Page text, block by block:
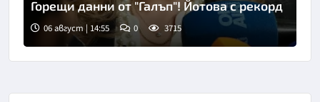
Снимка: БГНЕС
Горещи данни от "Галъп"! Йотова с рекорд
06 август | 14:55 0 3715